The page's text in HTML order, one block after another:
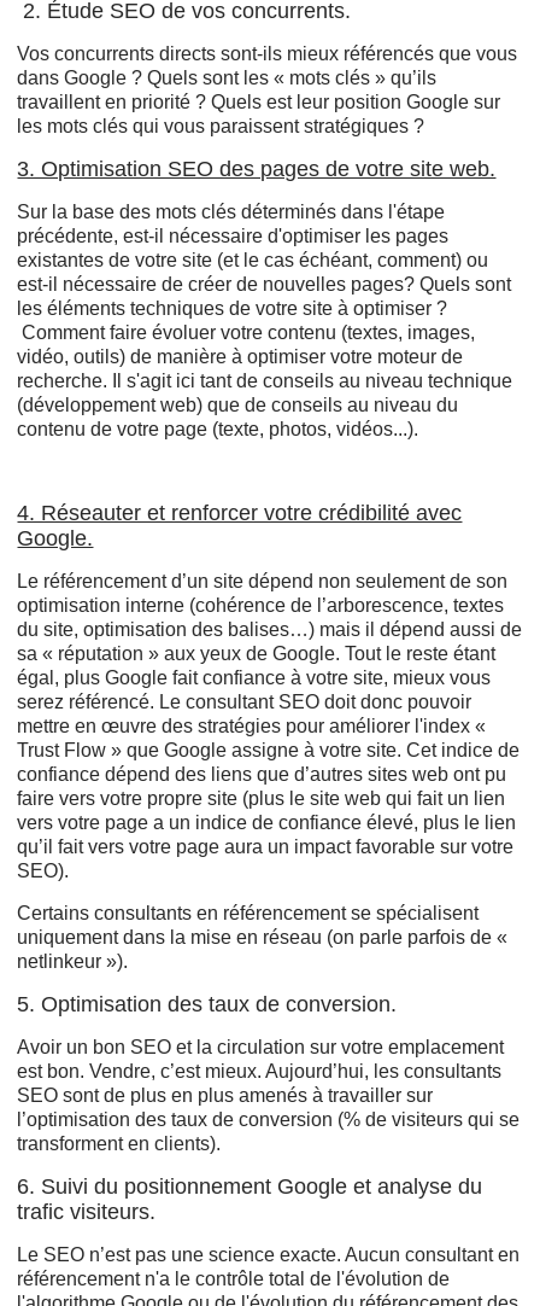
2. Étude SEO de vos concurrents.
Vos concurrents directs sont-ils mieux référencés que vous
dans Google ? Quels sont les « mots clés » qu’ils
travaillent en priorité ? Quels est leur position Google sur
les mots clés qui vous paraissent stratégiques ?
3. Optimisation SEO des pages de votre site web.
Sur la base des mots clés déterminés dans l'étape
précédente, est-il nécessaire d'optimiser les pages
existantes de votre site (et le cas échéant, comment) ou
est-il nécessaire de créer de nouvelles pages? Quels sont
les éléments techniques de votre site à optimiser ?
Comment faire évoluer votre contenu (textes, images,
vidéo, outils) de manière à optimiser votre moteur de
recherche. Il s'agit ici tant de conseils au niveau technique
(développement web) que de conseils au niveau du
contenu de votre page (texte, photos, vidéos...).
4. Réseauter et renforcer votre crédibilité avec
Google.
Le référencement d’un site dépend non seulement de son
optimisation interne (cohérence de l’arborescence, textes
du site, optimisation des balises…) mais il dépend aussi de
sa « réputation » aux yeux de Google. Tout le reste étant
égal, plus Google fait confiance à votre site, mieux vous
serez référencé. Le consultant SEO doit donc pouvoir
mettre en œuvre des stratégies pour améliorer l'index «
Trust Flow » que Google assigne à votre site. Cet indice de
confiance dépend des liens que d’autres sites web ont pu
faire vers votre propre site (plus le site web qui fait un lien
vers votre page a un indice de confiance élevé, plus le lien
qu’il fait vers votre page aura un impact favorable sur votre
SEO).
Certains consultants en référencement se spécialisent
uniquement dans la mise en réseau (on parle parfois de «
netlinkeur »).
5. Optimisation des taux de conversion.
Avoir un bon SEO et la circulation sur votre emplacement
est bon. Vendre, c’est mieux. Aujourd’hui, les consultants
SEO sont de plus en plus amenés à travailler sur
l’optimisation des taux de conversion (% de visiteurs qui se
transforment en clients).
6. Suivi du positionnement Google et analyse du
trafic visiteurs.
Le SEO n’est pas une science exacte. Aucun consultant en
référencement n'a le contrôle total de l'évolution de